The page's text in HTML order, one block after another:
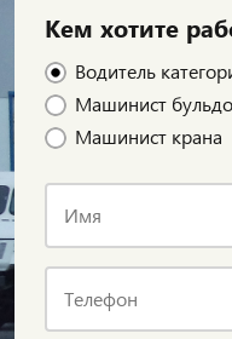
Кем хотите
Водитель
Машинист
Машинист крана
Имя
Телефон